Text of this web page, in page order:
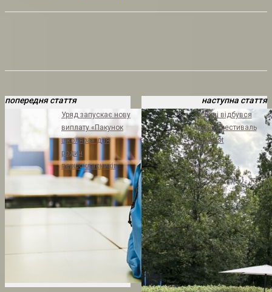
попередня стаття
Уряд запускає нову
виплату «Пакунок
школяра» для
родин
першокласників
наступна стаття
У Бучі відбувся
літній фестиваль
Lokalist